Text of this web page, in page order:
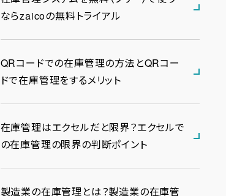
ならzaicoの無料トライアル
QRコードでの在庫管理の方法とQRコー
ドで在庫管理をするメリット
在庫管理はエクセルだと限界？エクセルで
の在庫管理の限界の判断ポイント
製造業の在庫管理とは？製造業の在庫管